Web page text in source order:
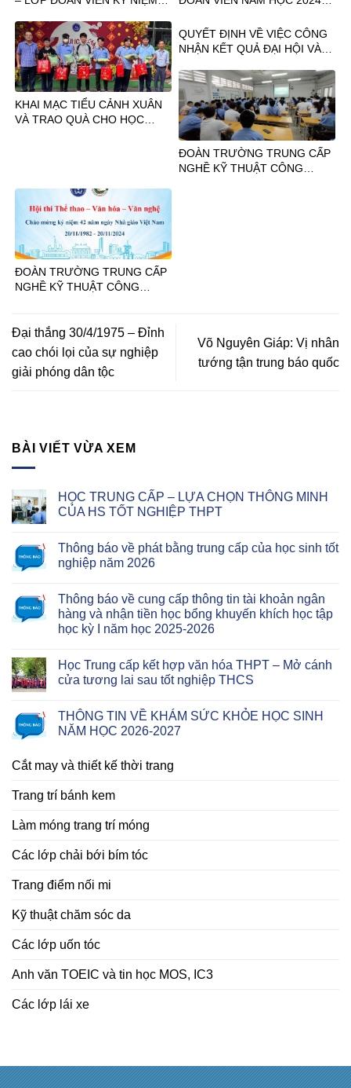
ĐOÀN TNCS HỒ CHÍ MINH
(26/3/1931 – 26/3/2025)
KHAI MẠC TIỂU CẢNH XUÂN
VÀ TRAO QUÀ CHO HỌC
QUYẾT ĐỊNH VỀ VIỆC CÔNG
NHẬN KẾT QUẢ ĐẠI HỘI VÀ
ĐOÀN TRƯỜNG TRUNG CẤP
NGHỀ KỸ THUẬT CÔNG
NGHỆ HÙNG VƯƠNG
ĐOÀN TRƯỜNG TRUNG CẤP
NGHỀ KỸ THUẬT CÔNG
ĐOÀN TRƯỜNG TRUNG CẤP
NGHỀ KỸ THUẬT CÔNG
ĐỘNG RÈN LUYỆN THỂ LỰC,
THỂ THAO
Đại thắng 30/4/1975 – Đỉnh
cao chói lọi của sự nghiệp
giải phóng dân tộc
Võ Nguyên Giáp: Vị nhân
tướng tận trung báo quốc
BÀI VIẾT VỪA XEM
HỌC TRUNG CẤP – LỰA CHỌN THÔNG MINH
CỦA HS TỐT NGHIỆP THPT
Thông báo về phát bằng trung cấp của học sinh tốt
nghiệp năm 2026
Thông báo về cung cấp thông tin tài khoản ngân
hàng và nhận tiền học bổng khuyến khích học tập
học kỳ I năm học 2025-2026
Học Trung cấp kết hợp văn hóa THPT – Mở cánh
cửa tương lai sau tốt nghiệp THCS
THÔNG TIN VỀ KHÁM SỨC KHỎE HỌC SINH
NĂM HỌC 2026-2027
Cắt may và thiết kế thời trang
Trang trí bánh kem
Làm móng trang trí móng
Các lớp chải bới bím tóc
Trang điểm nối mi
Kỹ thuật chăm sóc da
Các lớp uốn tóc
Anh văn TOEIC và tin học MOS, IC3
Các lớp lái xe